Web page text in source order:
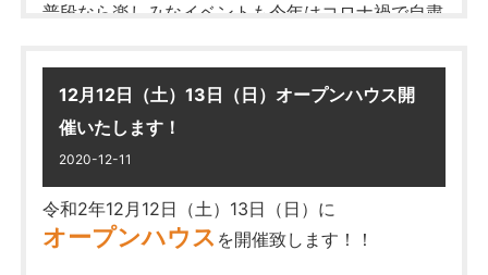
普段なら楽しみなイベントも今年はコロナ禍で自粛
そこで、少しでも皆様に楽しんでいただければ…
YouTube生配信にて
会！】を開催致します！！
12月12日（土）13日（日）オープンハウス開
催いたします！
2020-12-11
令和2年12月12日（土）13日（日）に
オープンハウス を開催致します！！